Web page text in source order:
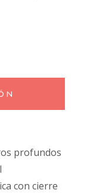
profundos
con cierre